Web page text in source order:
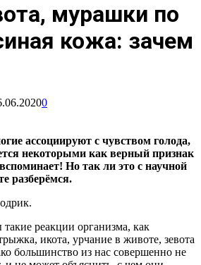
мурашки по
кожа: зачем
0
ассоциируют с чувством голода,
некоторыми как верный признак
Но так ли это с научной
разберёмся.
реакции организма, как
икота, урчание в животе, зевота
большинство из нас совершенно не